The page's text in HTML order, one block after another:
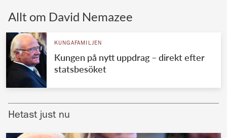
UTLÄNDSKT
VÄRLDENS KUNGAHUS
Brittiska kungahuset
Allt om David Nemazee
KUNGAFAMILJEN
Kungen på nytt uppdrag – direkt efter
statsbesöket
Hetast just nu